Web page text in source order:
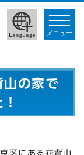
toggle
メニュー
山の家で
区にある花背山